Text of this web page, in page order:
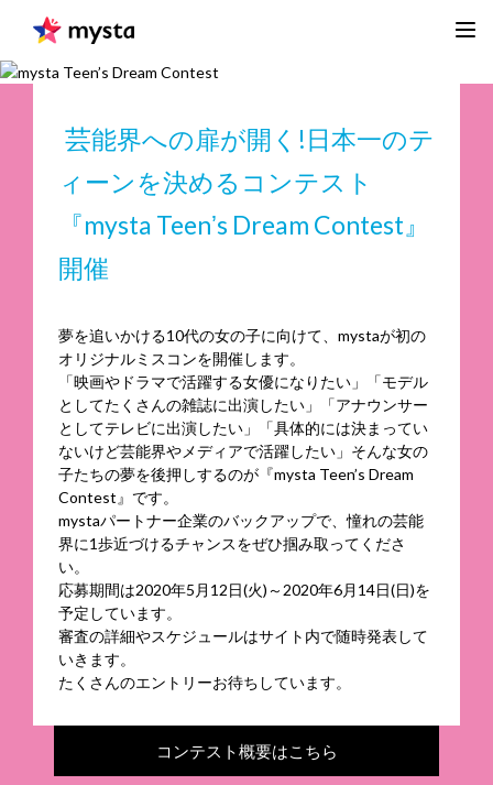
芸能界への扉が開く!日本一のテ
ィーンを決めるコンテスト
『mysta Teenʼs Dream Contest』
開催
夢を追いかける10代の女の子に向けて、mystaが初の
オリジナルミスコンを開催します。
「映画やドラマで活躍する女優になりたい」「モデル
としてたくさんの雑誌に出演したい」「アナウンサー
としてテレビに出演したい」「具体的には決まってい
ないけど芸能界やメディアで活躍したい」そんな女の
子たちの夢を後押しするのが『mysta Teen’s Dream
Contest』です。
mystaパートナー企業のバックアップで、憧れの芸能
界に1歩近づけるチャンスをぜひ掴み取ってくださ
い。
応募期間は2020年5月12日(火)～2020年6月14日(日)を
予定しています。
審査の詳細やスケジュールはサイト内で随時発表して
いきます。
たくさんのエントリーお待ちしています。
コンテスト概要はこちら